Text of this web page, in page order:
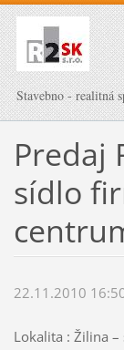
Stavebno - realitná
Predaj
sídlo
22.11.2010
Lokalita : Žilina